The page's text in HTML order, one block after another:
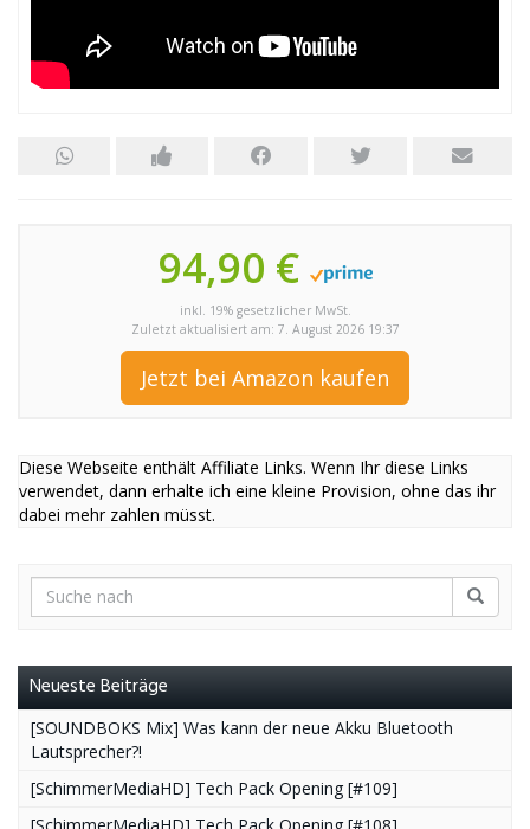
94,90 €
inkl. 19% gesetzlicher MwSt.
Zuletzt aktualisiert am: 7. August 2026 19:37
Jetzt bei Amazon kaufen
Diese Webseite enthält Affiliate Links. Wenn Ihr diese Links
verwendet, dann erhalte ich eine kleine Provision, ohne das ihr
dabei mehr zahlen müsst.
Neueste Beiträge
[SOUNDBOKS Mix] Was kann der neue Akku Bluetooth
Lautsprecher?!
[SchimmerMediaHD] Tech Pack Opening [#109]